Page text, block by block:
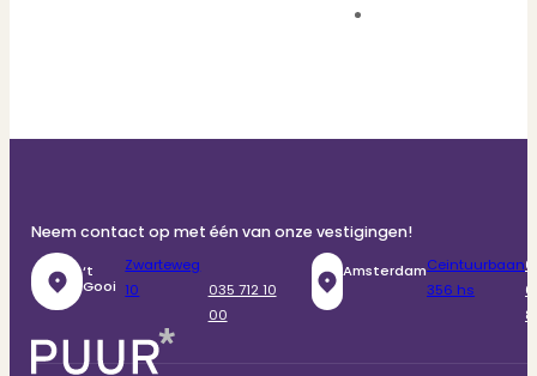
Neem contact op met één van onze vestigingen!
‘t
Gooi
Zwarteweg
10
035 712 10
00
AmsterdamCeintuurbaan
356 hs